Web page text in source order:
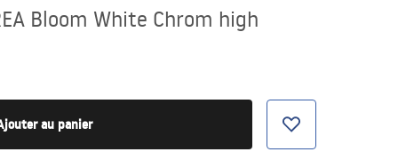
Bloom White Chrom high
au panier